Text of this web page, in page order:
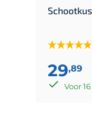
29,89
Voor